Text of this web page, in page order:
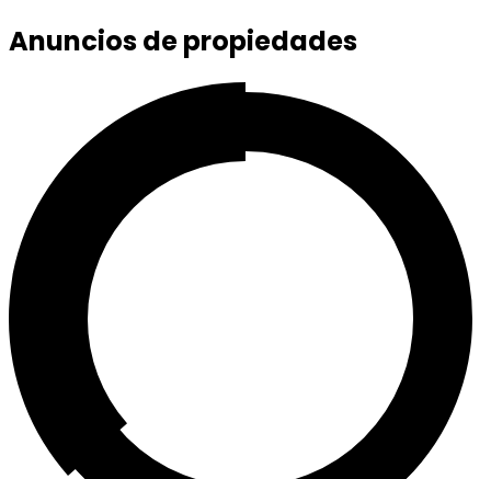
Anuncios de propiedades